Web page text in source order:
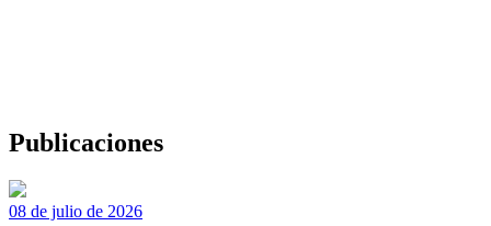
Publicaciones
08 de julio de 2026